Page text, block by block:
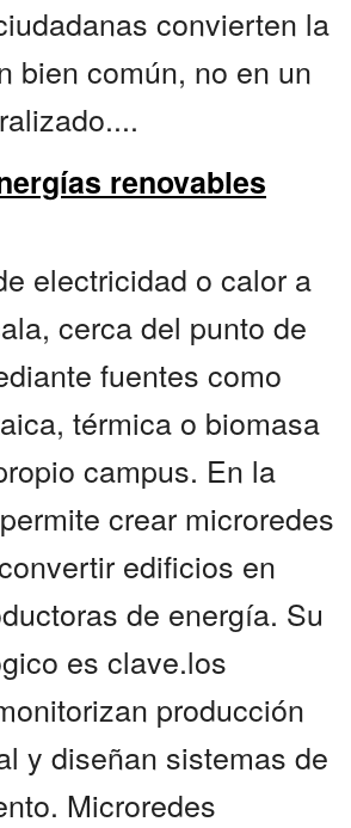
convierten la
bien común, no en un
renovables
electricidad o calor a
cerca del punto de
fuentes como
térmica o biomasa
campus. En la
crear microredes
edificios en
de energía. Su
es clave.los
producción
y diseñan sistemas de
Microredes